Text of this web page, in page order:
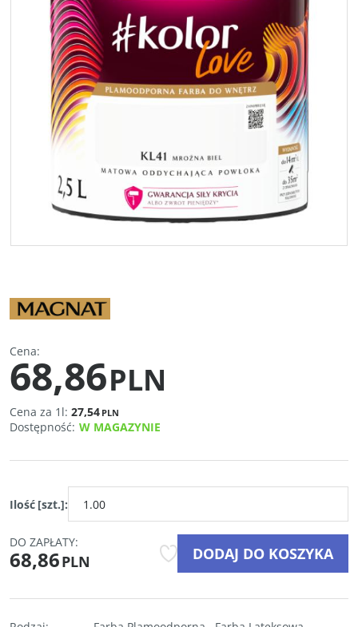
Cena:
68,86PLN
Cena za 1l: 27,54 PLN
Dostępność: W MAGAZYNIE
Ilość [szt.]:
DO ZAPŁATY:
68,86PLN DODAJ DO KOSZYKA